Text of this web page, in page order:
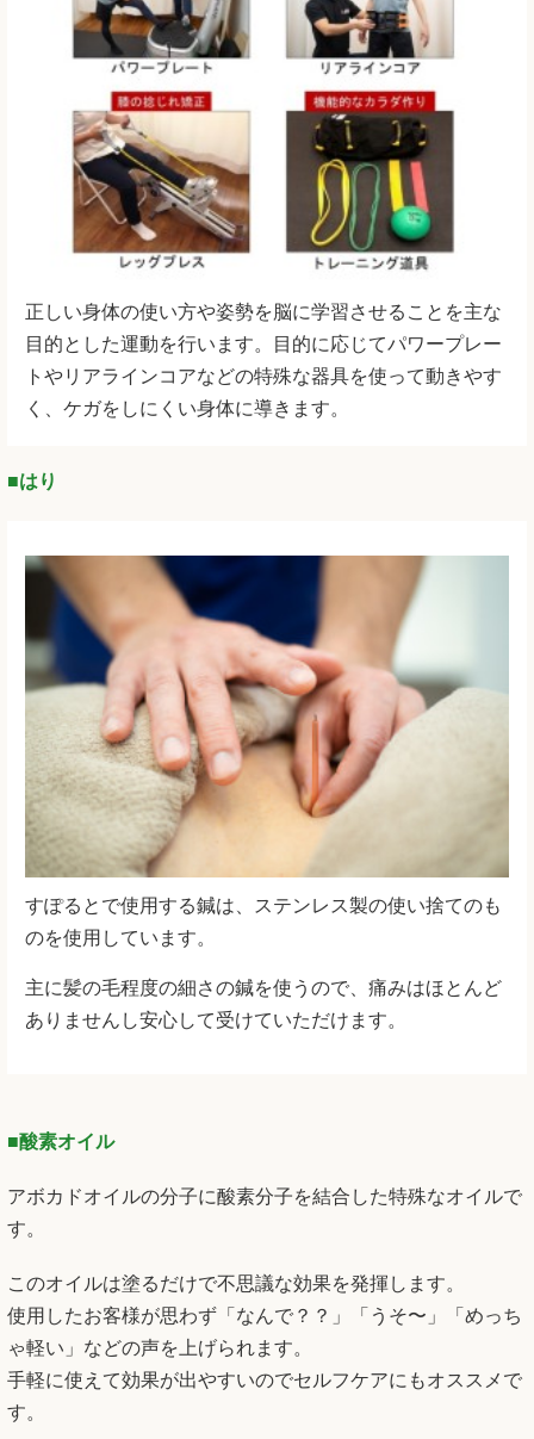
正しい身体の使い方や姿勢を脳に学習させることを主な
目的とした運動を行います。目的に応じてパワープレー
トやリアラインコアなどの特殊な器具を使って動きやす
く、ケガをしにくい身体に導きます。
■はり
すぽるとで使用する鍼は、ステンレス製の使い捨てのも
のを使用しています。
主に髪の毛程度の細さの鍼を使うので、痛みはほとんど
ありませんし安心して受けていただけます。
■酸素オイル
アボカドオイルの分子に酸素分子を結合した特殊なオイルで
す。
このオイルは塗るだけで不思議な効果を発揮します。
使用したお客様が思わず「なんで？？」「うそ〜」「めっち
ゃ軽い」などの声を上げられます。
手軽に使えて効果が出やすいのでセルフケアにもオススメで
す。